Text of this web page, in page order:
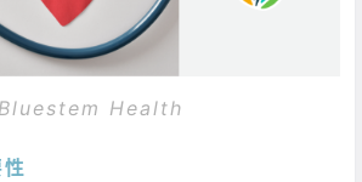
Bluestem Health